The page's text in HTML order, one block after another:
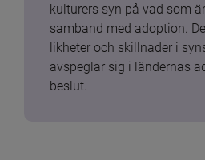
kulturers syn på vad som
samband med adoption.
likheter och skillnader i
avspeglar sig i ländernas
beslut.